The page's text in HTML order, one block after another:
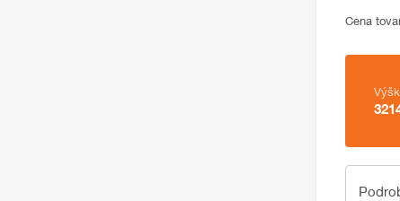
Cena
Cena
Zhrnutie